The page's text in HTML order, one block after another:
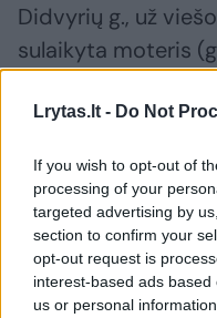
Lrytas.lt - Do Not
If you wish to opt-out of
processing of your
targeted advertising by
section to confirm your
opt-out request is
interest-based ads
us or personal
Didvyrių g., už
sulaikyta moteris
Kuo konkrečiai ir
policija nepraneša.
Sulaikytai moteriai
nedidelio